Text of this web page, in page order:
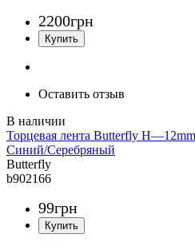
2200грн
Оставить отзыв
Торцевая лента Butterfly
Синий/Серебряный
Butterfly
b902166
99грн